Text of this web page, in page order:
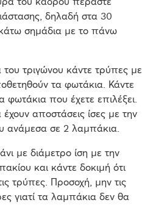
δηλαδή στα 30
σημάδια με το πάνω
τριγώνου κάντε τρύπες με
τα φωτάκια. Κάντε
φωτάκια που έχετε επιλέξει.
αποστάσεις ίσες με την
ανάμεσα σε 2 λαμπάκια.
με διάμετρο ίση με την
και κάντε δοκιμή ότι
τρύπες. Προσοχή, μην τις
γιατί τα λαμπάκια δεν θα